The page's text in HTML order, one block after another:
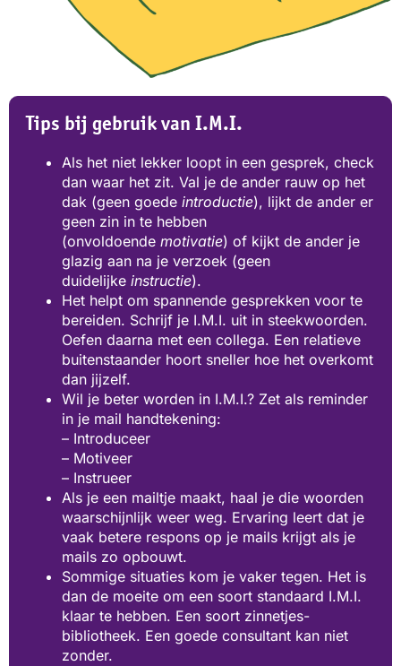
Tips bij gebruik van I.M.I.
Als het niet lekker loopt in een gesprek, check
dan waar het zit. Val je de ander rauw op het
dak (geen goede introductie), lijkt de ander er
geen zin in te hebben
(onvoldoende motivatie) of kijkt de ander je
glazig aan na je verzoek (geen
duidelijke instructie).
Het helpt om spannende gesprekken voor te
bereiden. Schrijf je I.M.I. uit in steekwoorden.
Oefen daarna met een collega. Een relatieve
buitenstaander hoort sneller hoe het overkomt
dan jijzelf.
Wil je beter worden in I.M.I.? Zet als reminder
in je mail handtekening:
– Introduceer
– Motiveer
– Instrueer
Als je een mailtje maakt, haal je die woorden
waarschijnlijk weer weg. Ervaring leert dat je
vaak betere respons op je mails krijgt als je
mails zo opbouwt.
Sommige situaties kom je vaker tegen. Het is
dan de moeite om een soort standaard I.M.I.
klaar te hebben. Een soort zinnetjes-
bibliotheek. Een goede consultant kan niet
zonder.